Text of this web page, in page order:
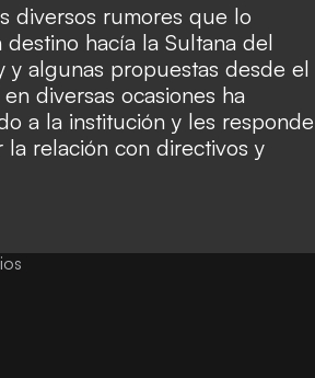
diversos rumores que lo
hacía la Sultana del
algunas propuestas desde el
diversas ocasiones ha
a la institución y les responde
relación con directivos y